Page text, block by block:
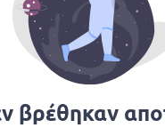
βρέθηκαν